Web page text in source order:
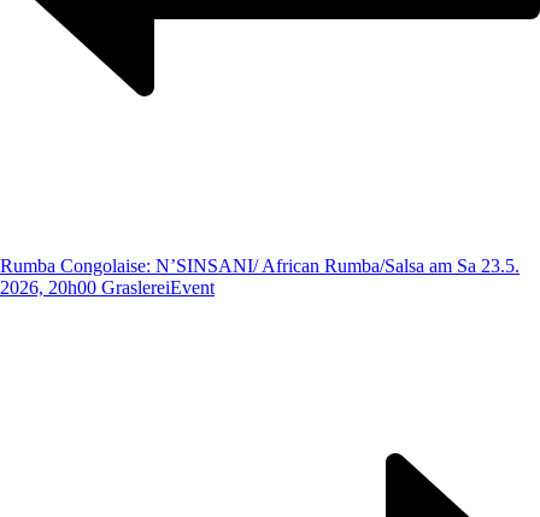
Rumba Congolaise: N’SINSANI/ African Rumba/Salsa am Sa 23.5.
2026, 20h00 GraslereiEvent